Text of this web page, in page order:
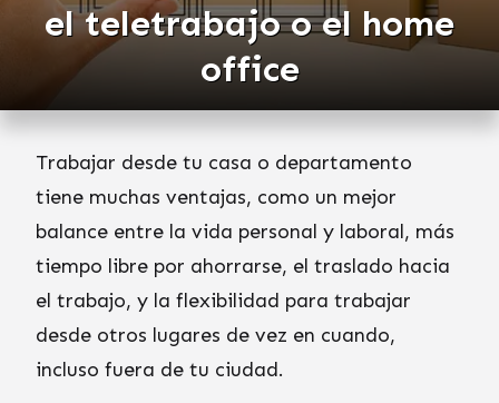
el teletrabajo o el home
office
Trabajar desde tu casa o departamento
tiene muchas ventajas, como un mejor
balance entre la vida personal y laboral, más
tiempo libre por ahorrarse, el traslado hacia
el trabajo, y la flexibilidad para trabajar
desde otros lugares de vez en cuando,
incluso fuera de tu ciudad.